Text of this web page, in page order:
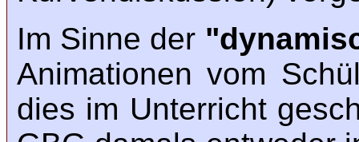
Im Sinne der
Animationen vom
dies im Unterricht